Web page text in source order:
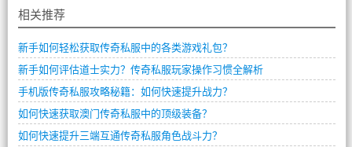
相关推荐
新手如何轻松获取传奇私服中的各类游戏礼包？
新手如何评估道士实力？传奇私服玩家操作习惯全解析
手机版传奇私服攻略秘籍：如何快速提升战力？
如何快速获取澳门传奇私服中的顶级装备？
如何快速提升三端互通传奇私服角色战斗力？